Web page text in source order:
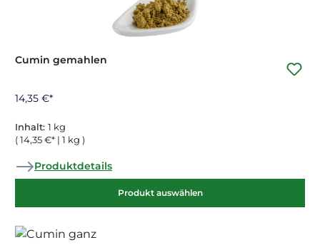
Cumin gemahlen
14,35 €*
Inhalt: 1 kg
( 14,35 €* | 1 kg )
Produktdetails
Produkt auswählen